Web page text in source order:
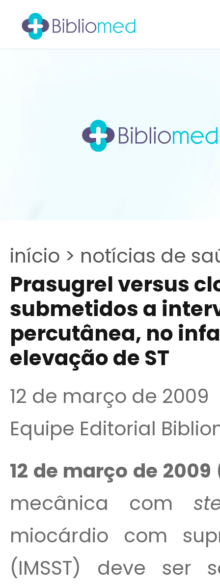
início > notícias de
Prasugrel versus
submetidos a
percutânea, no
elevação de ST
12 de março de 2009
Equipe Editorial
12 de março de
mecânica com
miocárdio com
(IMSST) deve ser